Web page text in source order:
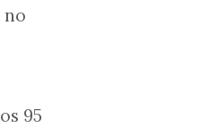
no
95